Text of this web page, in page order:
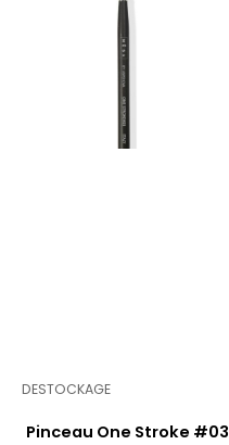
DESTOCKAGE
Pinceau One Stroke #03